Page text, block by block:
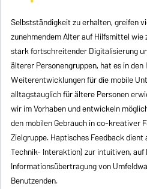
Selbstständigkeit zu erhalten, greifen
zunehmendem Alter auf Hilfsmittel wie
stark fortschreitender Digitalisierung
älterer Personengruppen, hat es in
Weiterentwicklungen für die mobile
alltagstauglich für ältere Personen
wir im Vorhaben und entwickeln
den mobilen Gebrauch in co-kreativer
Zielgruppe. Haptisches Feedback
Technik- Interaktion) zur intuitiven, auf
Informationsübertragung von
Benutzenden.